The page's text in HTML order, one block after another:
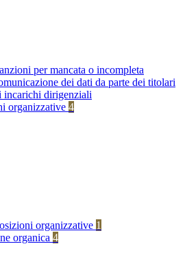
per mancata o incompleta
dei dati da parte dei titolari
incarichi dirigenziali
organizzative 4
organizzative 1
organica 4